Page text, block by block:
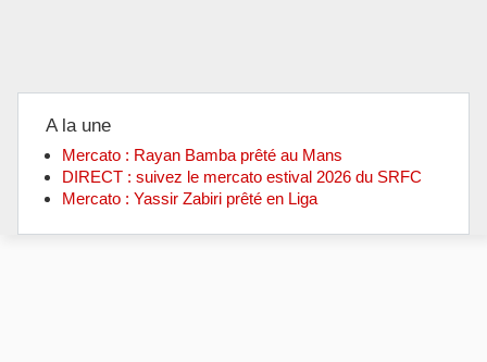
A la une
Mercato : Rayan Bamba prêté au Mans
DIRECT : suivez le mercato estival 2026 du SRFC
Mercato : Yassir Zabiri prêté en Liga